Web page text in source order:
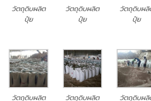
วัตถุดิบผลิต
ปุ๋ย
วัตถุดิบผลิต
ปุ๋ย
วัตถุดิบผ
ปุ๋ย
วัตถุดิบผลิต
วัตถุดิบผลิต
วัตถุดิบผ